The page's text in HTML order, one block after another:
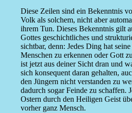
Diese Zeilen sind ein Bekenntnis
Volk als solchem, nicht aber
ihrem Tun. Dieses Bekenntnis gilt
Gottes geschichtliches und
sichtbar, denn: Jedes Ding hat
Menschen zu erkennen oder Gott
ist jetzt aus deiner Sicht dran und
sich konsequent daran gehalten,
den Jüngern nicht verstanden zu
dadurch sogar Feinde zu schaffen.
Ostern durch den Heiligen Geist
vorher ganz Mensch.